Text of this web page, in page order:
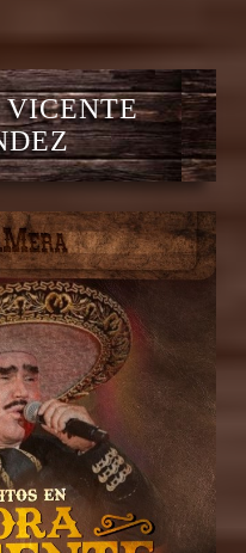
VICENTE